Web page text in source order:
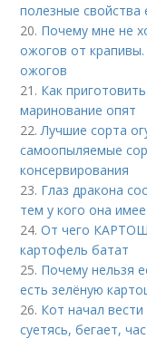
полезные свойства
20. Почему мне не
ожогов от
ожогов
21. Как
маринование опят
22.Лучшие сорта
самоопыляемые
консервирования
23. Глаз дракона
тем у кого она
24.От чего
картофель батат
25. Почему нельзя
есть зелёную
26. Кот начал
суетясь, бегает,